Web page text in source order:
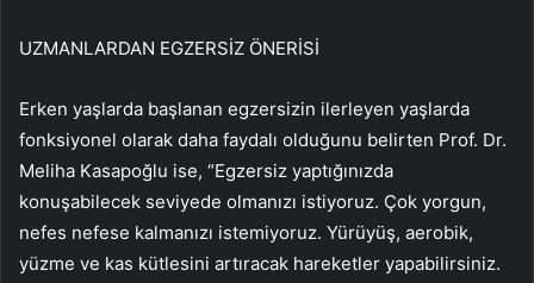
UZMANLARDAN EGZERSİZ ÖNERİSİ
Erken yaşlarda başlanan egzersizin ilerleyen yaşlarda
fonksiyonel olarak daha faydalı olduğunu belirten Prof. Dr.
Meliha Kasapoğlu ise, “Egzersiz yaptığınızda
konuşabilecek seviyede olmanızı istiyoruz. Çok yorgun,
nefes nefese kalmanızı istemiyoruz. Yürüyüş, aerobik,
yüzme ve kas kütlesini artıracak hareketler yapabilirsiniz.